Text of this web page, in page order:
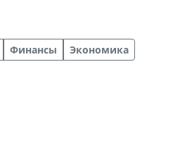
Финансы
Экономика